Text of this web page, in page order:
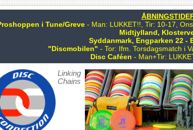
i Tune/Greve - Man: LUKKET!!, Tir: 10-17,
Midtjylland,
Syddanmark, Engparken 22 -
"Discmobilen" - Tor: Ifm. Torsdagsmatch i
Disc Caféen - Man+Tir:
Linking
Chains